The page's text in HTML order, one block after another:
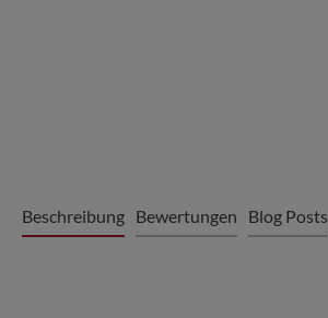
Beschreibung Bewertungen Blog Posts